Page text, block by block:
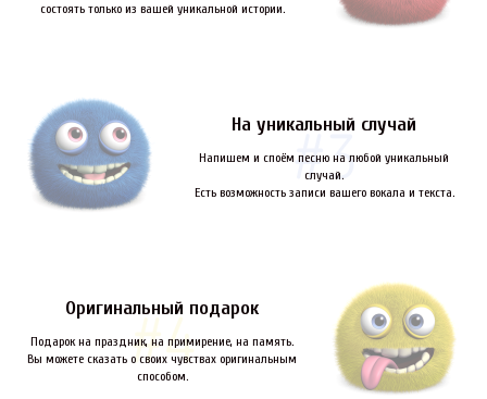
состоять только из вашей уникальной истории.
На уникальный случай
Напишем и споём песню на любой уникальный
случай.
Есть возможность записи вашего вокала и текста.
Оригинальный подарок
Подарок на праздник, на примирение, на память.
Вы можете сказать о своих чувствах оригинальным
способом.